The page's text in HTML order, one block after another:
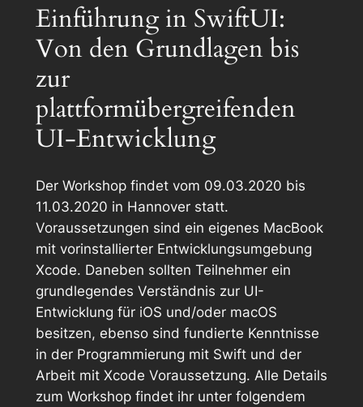
Einführung in SwiftUI:
Von den Grundlagen bis
zur
plattformübergreifenden
UI-Entwicklung
Der Workshop findet vom 09.03.2020 bis
11.03.2020 in Hannover statt.
Voraussetzungen sind ein eigenes MacBook
mit vorinstallierter Entwicklungsumgebung
Xcode. Daneben sollten Teilnehmer ein
grundlegendes Verständnis zur UI-
Entwicklung für iOS und/oder macOS
besitzen, ebenso sind fundierte Kenntnisse
in der Programmierung mit Swift und der
Arbeit mit Xcode Voraussetzung. Alle Details
zum Workshop findet ihr unter folgendem